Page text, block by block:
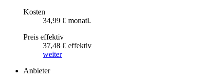
Kosten
34,99 € monatl.
Preis effektiv
37,48 € effektiv
weiter
Anbieter